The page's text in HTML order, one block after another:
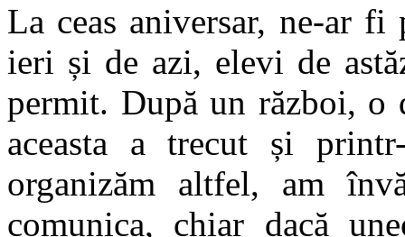
La ceas aniversar, ne-ar
ieri și de azi, elevi de
permit. După un război, o
aceasta a trecut și
organizăm altfel, am
comunica, chiar dacă